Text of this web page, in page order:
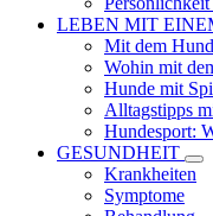
LEBEN MIT
Mit dem
Wohin mit
Hunde mit
Alltagstipps
Hundesport:
GESUNDHEIT
Krankheiten
Symptome